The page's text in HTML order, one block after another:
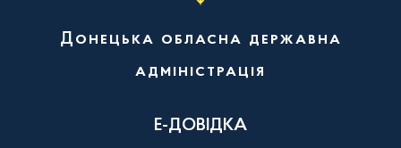
Донецька обласна державна
адміністрація
Е-ДОВІДКА